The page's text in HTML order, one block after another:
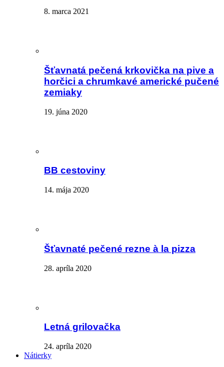
8. marca 2021
Šťavnatá pečená krkovička na pive a
horčici a chrumkavé americké pučené
zemiaky
19. júna 2020
BB cestoviny
14. mája 2020
Šťavnaté pečené rezne à la pizza
28. apríla 2020
Letná grilovačka
24. apríla 2020
Nátierky